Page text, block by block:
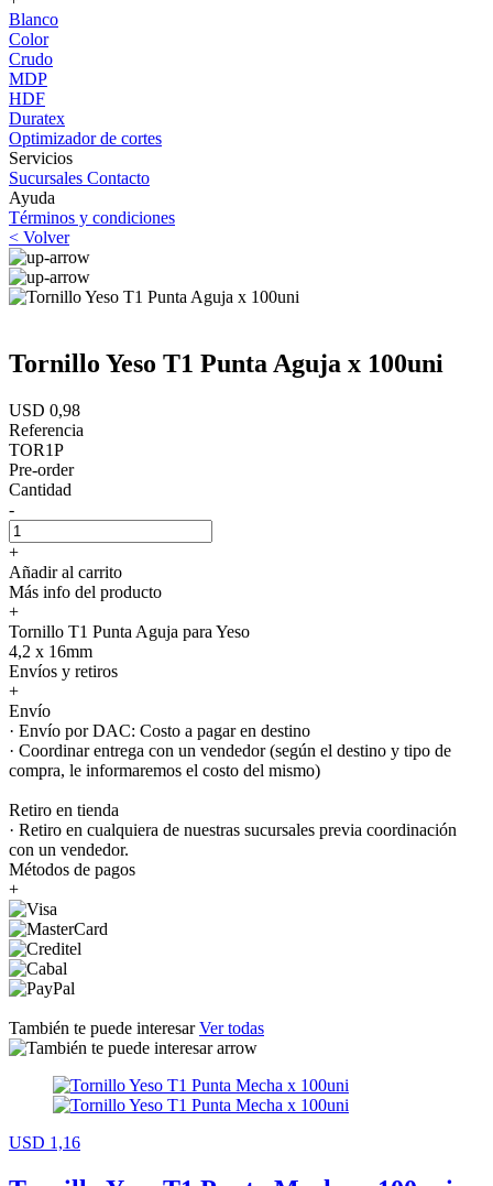
Blanco
Color
Crudo
MDP
HDF
Duratex
Optimizador de cortes
Servicios
Sucursales Contacto
Ayuda
Términos y condiciones
< Volver
Tornillo Yeso T1 Punta Aguja x 100uni
USD 0,98
Referencia
TOR1P
Pre-order
Cantidad
-
+
Añadir al carrito
Más info del producto
+
Tornillo T1 Punta Aguja para Yeso
4,2 x 16mm
Envíos y retiros
+
Envío
· Envío por DAC: Costo a pagar en destino
· Coordinar entrega con un vendedor (según el destino y tipo de
compra, le informaremos el costo del mismo)
Retiro en tienda
· Retiro en cualquiera de nuestras sucursales previa coordinación
con un vendedor.
Métodos de pagos
+
También te puede interesarVer todas
USD 1,16